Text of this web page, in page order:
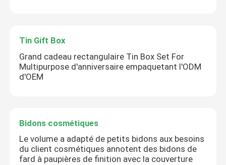
Tin Gift Box
Grand cadeau rectangulaire Tin Box Set For
Multipurpose d'anniversaire empaquetant l'ODM
d'OEM
Bidons cosmétiques
Le volume a adapté de petits bidons aux besoins
du client cosmétiques annotent des bidons de
fard à paupières de finition avec la couverture